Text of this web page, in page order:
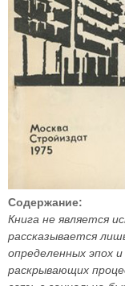
Содержание:
Книга не является
рассказывается
определенных эпох
раскрывающих